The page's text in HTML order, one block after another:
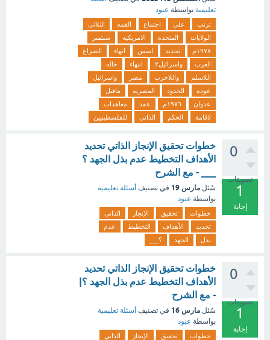
تعليمية بواسطة عبود
ترتب علي اجتماع القمه
الثلاثي
الولايات
المتحده الامريكيه
سبتمبر
١٩٧٨م
تحديد اسس انهاء
الصراع
العرب
واسرائيل٢ انتهاء
حاله
اللاسلم
واللاحرب مصر
واسرائيل
عوده
الحدود المصريه
ماقبل
عدوان
١٩٧٦م عقد
معاهدات
لاقامة
الحكم الذاتي للفلسطينيين
0
تصويتات
1
إجابة
خطوات تحقيق الإنجاز الذاتي تحديد
الأهداف التخطيط عدم بذل الجهد ؟
___ - مع الشرح
سُئل مارس 19 في تصنيف أسئلة تعليمية
بواسطة عبود
خطوات تحقيق الإنجاز
الذاتي
تحديد
الأهداف التخطيط
عدم
بذل
الجهد ؟___
0
تصويتات
1
إجابة
خطوات تحقيق الإنجاز الذاتي تحديد
الأهداف التخطيط عدم بذل الجهد ؟|
- مع الشرح
سُئل مارس 16 في تصنيف أسئلة تعليمية
بواسطة عبود
خطوات تحقيق الإنجاز
الذاتي